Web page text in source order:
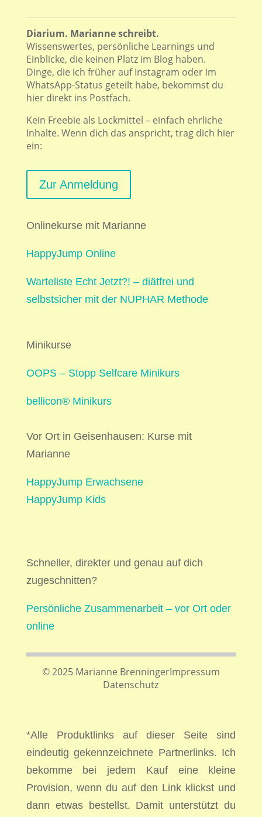
Diarium. Marianne schreibt.
Wissenswertes, persönliche Learnings und
Einblicke, die keinen Platz im Blog haben.
Dinge, die ich früher auf Instagram oder im
WhatsApp-Status geteilt habe, bekommst du
hier direkt ins Postfach.
Kein Freebie als Lockmittel – einfach ehrliche
Inhalte. Wenn dich das anspricht, trag dich hier
ein:
Zur Anmeldung
Onlinekurse mit Marianne
HappyJump Online
Warteliste Echt Jetzt?! – diätfrei und
selbstsicher mit der NUPHAR Methode
Minikurse
OOPS – Stopp Selfcare Minikurs
bellicon® Minikurs
Vor Ort in Geisenhausen: Kurse mit
Marianne
HappyJump Erwachsene
HappyJump Kids
Schneller, direkter und genau auf dich
zugeschnitten?
Persönliche Zusammenarbeit – vor Ort oder
online
© 2025 Marianne BrenningerImpressum
Datenschutz
*Alle Produktlinks auf dieser Seite sind
eindeutig gekennzeichnete Partnerlinks. Ich
bekomme bei jedem Kauf eine kleine
Provision, wenn du auf den Link klickst und
dann etwas bestellst. Damit unterstützt du